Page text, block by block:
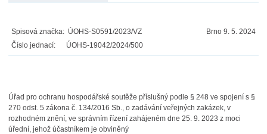
Spisová značka: ÚOHS-S0591/2023/VZ
Číslo jednací: ÚOHS-19042/2024/500
Brno 9. 5. 2024
Úřad pro ochranu hospodářské soutěže příslušný podle § 248 ve spojení s §
270 odst. 5 zákona č. 134/2016 Sb., o zadávání veřejných zakázek, v
rozhodném znění, ve správním řízení zahájeném dne 25. 9. 2023 z moci
úřední, jehož účastníkem je obviněný